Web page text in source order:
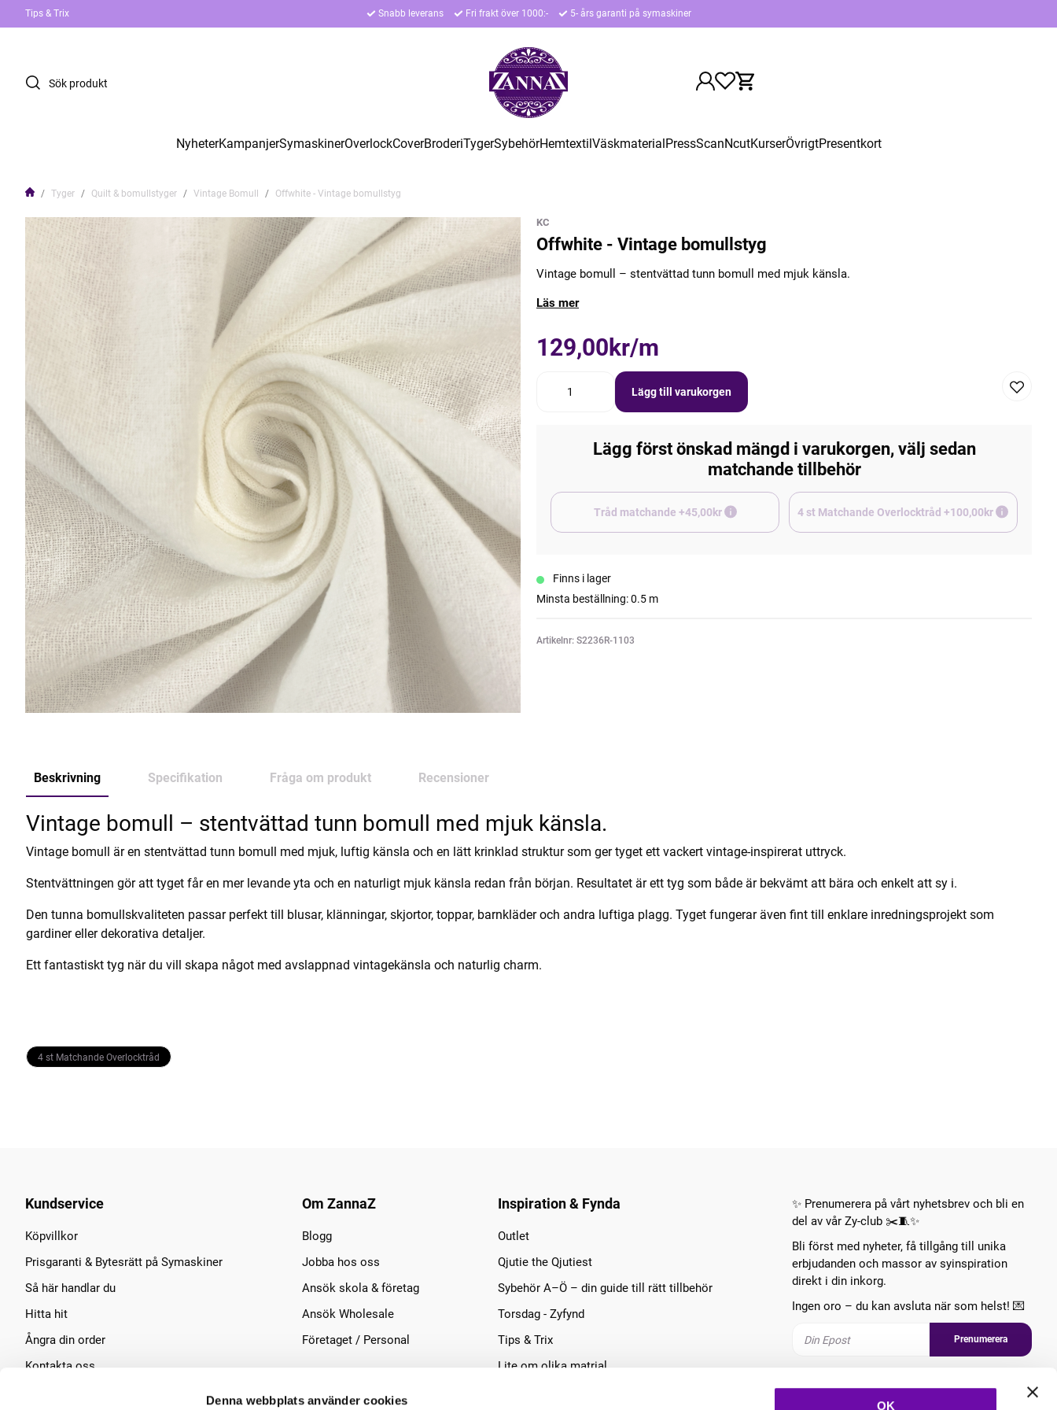
Denna webbplats använder cookies OK
Tips & Trix Snabb leverans Fri frakt över 1000:- 5- års garanti på symaskiner
NyheterKampanjerSymaskinerOverlockCoverBroderiTygerSybehörHemtextilVäskmaterialPressScanNcutKurserÖvrigtPresentkort
Tyger Quilt & bomullstyger Vintage Bomull Offwhite - Vintage bomullstyg
KC
Offwhite - Vintage bomullstyg
Vintage bomull – stentvättad tunn bomull med mjuk känsla.
Läs mer
129,00kr/m
Lägg till varukorgen
Lägg först önskad mängd i varukorgen, välj sedan
matchande tillbehör
Tråd matchande +45,00kr 4 st Matchande Overlocktråd +100,00kr
Finns i lager
Minsta beställning: 0.5 m
Artikelnr: S2236R-1103
Beskrivning Specifikation Fråga om produkt Recensioner
Vintage bomull – stentvättad tunn bomull med mjuk känsla.
Vintage bomull är en stentvättad tunn bomull med mjuk, luftig känsla och en lätt krinklad struktur som ger tyget ett vackert vintage-inspirerat uttryck.
Stentvättningen gör att tyget får en mer levande yta och en naturligt mjuk känsla redan från början. Resultatet är ett tyg som både är bekvämt att bära och enkelt att sy i.
Den tunna bomullskvaliteten passar perfekt till blusar, klänningar, skjortor, toppar, barnkläder och andra luftiga plagg. Tyget fungerar även fint till enklare inredningsprojekt som
gardiner eller dekorativa detaljer.
Ett fantastiskt tyg när du vill skapa något med avslappnad vintagekänsla och naturlig charm.
4 st Matchande Overlocktråd
Kundservice
Köpvillkor
Prisgaranti & Bytesrätt på Symaskiner
Så här handlar du
Hitta hit
Ångra din order
Kontakta oss
Om ZannaZ
Blogg
Jobba hos oss
Ansök skola & företag
Ansök Wholesale
Företaget / Personal
Inspiration & Fynda
Outlet
Qjutie the Qjutiest
Sybehör A–Ö – din guide till rätt tillbehör
Torsdag - Zyfynd
Tips & Trix
Lite om olika matrial
✨ Prenumerera på vårt nyhetsbrev och bli en
del av vår Zy-club ✂️🧵✨
Bli först med nyheter, få tillgång till unika
erbjudanden och massor av syinspiration
direkt i din inkorg.
Ingen oro – du kan avsluta när som helst! 💌
Prenumerera